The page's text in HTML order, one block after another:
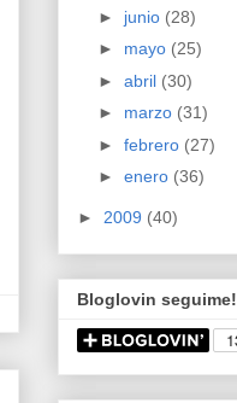
► junio (28)
► mayo (25)
► abril (30)
► marzo (31)
► febrero (27)
► enero (36)
► 2009 (40)
Bloglovin seguime!